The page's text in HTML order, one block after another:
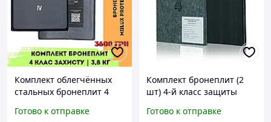
Комплект облегчённых
стальных бронеплит 4
500. Легкие
Готово к отправке
Комплект бронеплит (2
шт) 4-й класс защиты
Готово к отправке